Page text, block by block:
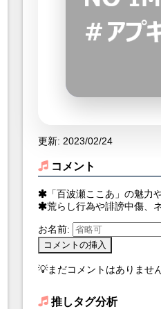
更新: 2023/02/24
コメント
「百波瀬ここあ」の魅力
荒らし行為や誹謗中傷、
お名前:
💡まだコメントはありませ
推しタグ分析